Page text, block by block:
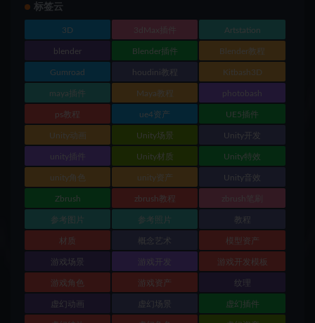
标签云
3D 3dMax插件 Artstation
blender Blender插件 Blender教程
Gumroad houdini教程 Kitbash3D
maya插件 Maya教程 photobash
ps教程 ue4资产 UE5插件
Unity动画 Unity场景 Unity开发
unity插件 Unity材质 Unity特效
unity角色 unity资产 Unity音效
Zbrush zbrush教程 zbrush笔刷
参考图片 参考照片 教程
材质 概念艺术 模型资产
游戏场景 游戏开发 游戏开发模板
游戏角色 游戏资产 纹理
虚幻动画 虚幻场景 虚幻插件